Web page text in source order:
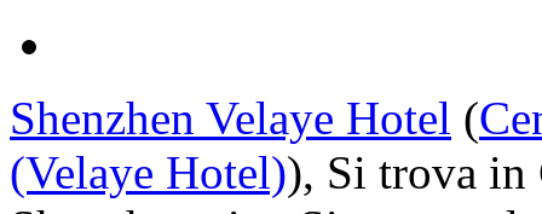
Shenzhen Velaye Hotel (
(Velaye Hotel)), Si trova in